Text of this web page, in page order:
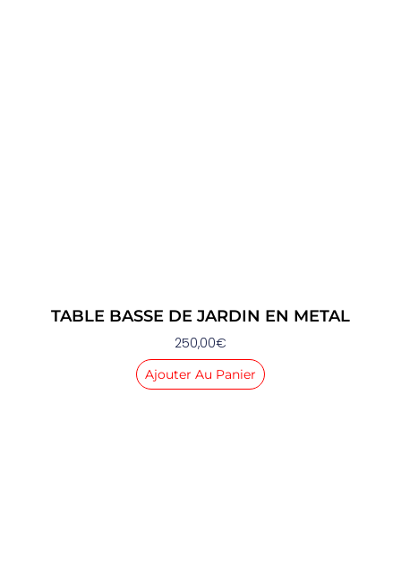
TABLE BASSE DE JARDIN EN METAL
250,00€
Ajouter Au Panier